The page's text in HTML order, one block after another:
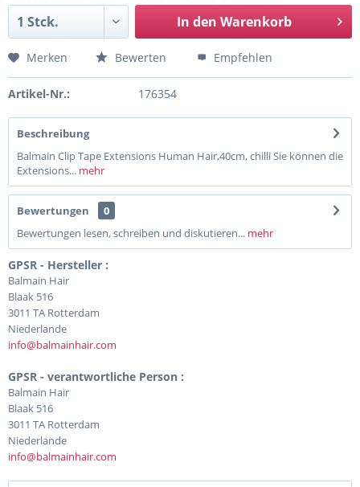
In den Warenkorb
Merken Bewerten Empfehlen
Artikel-Nr.: 176354
Beschreibung
Balmain Clip Tape Extensions Human Hair,40cm, chilli Sie können die
Extensions... mehr
Bewertungen
0
Bewertungen lesen, schreiben und diskutieren... mehr
GPSR - Hersteller :
Balmain Hair
Blaak 516
3011 TA Rotterdam
Niederlande
info@balmainhair.com
GPSR - verantwortliche Person :
Balmain Hair
Blaak 516
3011 TA Rotterdam
Niederlande
info@balmainhair.com